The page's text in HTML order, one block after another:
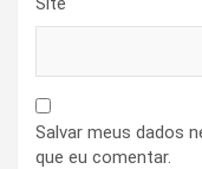
Salvar meus dados
que eu comentar.